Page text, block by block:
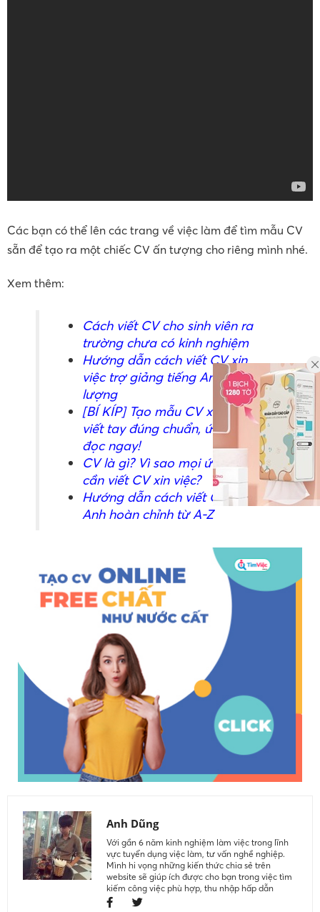
Các bạn có thể lên các trang về việc làm để tìm mẫu CV
sẵn để tạo ra một chiếc CV ấn tượng cho riêng mình nhé.
Xem thêm:
Cách viết CV cho sinh viên ra
trường chưa có kinh nghiệm
Hướng dẫn cách viết CV xin
việc trợ giảng tiếng Anh chất
lượng
[BÍ KÍP] Tạo mẫu CV xin việc
viết tay đúng chuẩn, ứng viên
đọc ngay!
CV là gì? Vì sao mọi ứng viên
cần viết CV xin việc?
Hướng dẫn cách viết CV tiếng
Anh hoàn chỉnh từ A-Z
Anh Dũng
Với gần 6 năm kinh nghiệm làm việc trong lĩnh
vực tuyển dụng việc làm, tư vấn nghề nghiệp.
Mình hi vọng những kiến thức chia sẻ trên
website sẽ giúp ích được cho bạn trong việc tìm
kiếm công việc phù hợp, thu nhập hấp dẫn